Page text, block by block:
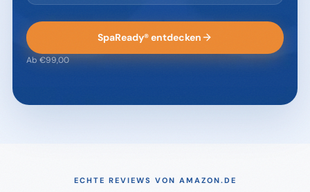
SpaReady® entdecken
Ab €99,00
ECHTE REVIEWS VON AMAZON.DE